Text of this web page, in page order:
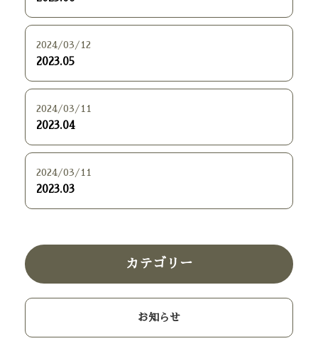
2024/03/12
2023.05
2024/03/11
2023.04
2024/03/11
2023.03
カテゴリー
お知らせ